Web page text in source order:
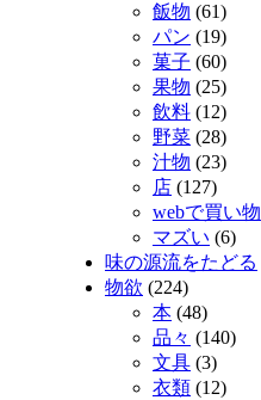
飯物 (61)
パン (19)
菓子 (60)
果物 (25)
飲料 (12)
野菜 (28)
汁物 (23)
店 (127)
webで買い物
マズい (6)
味の源流をたどる
物欲 (224)
本 (48)
品々 (140)
文具 (3)
衣類 (12)